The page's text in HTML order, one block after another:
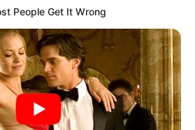
stetig den Küstenverlauf der
zu besonders empfehlenden
sind Prerow und Zingst.
Patrizierhäuser,
Klosteranlagen und
People Get It Wrong